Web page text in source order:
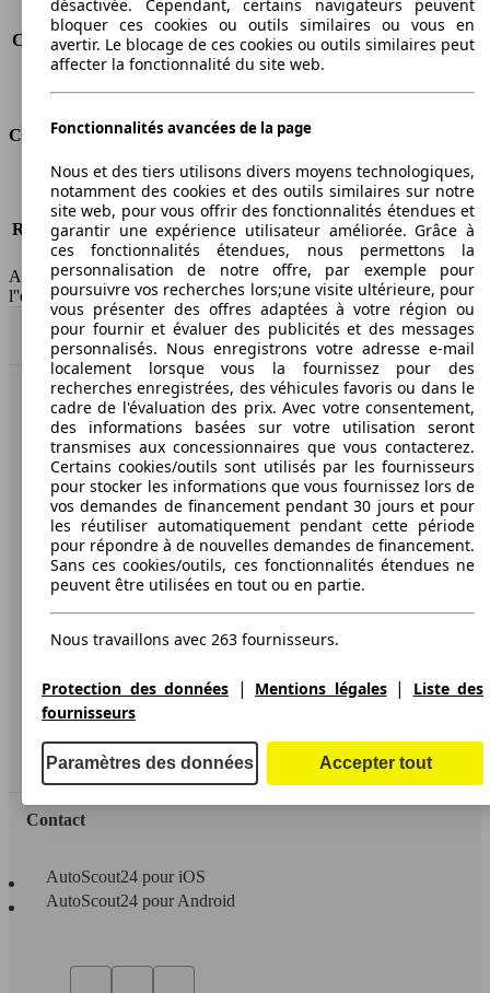
Consommation (route)
5.4 l/100km
Consommation (combinée)* 6.3 l/100km
Classe d'émissions
pas d'information
Capacité du réservoir
61 l
Classes d'assurance
Tous risques
-
Risques partiels
-
Responsabilité civile -
HSN/TSN
MVW51x7Dxxxx/n.c.
AutoScout24 France SAS décline toute responsabilité concernant
l''exactitude des indications fournies.
Haut
AutoScout24: la plus grande plateforme en ligne de
voitures en Europe
AutoScout24
A propos d'AutoScout24
Conditions d'utilisation
Protection des données
Accessibility Statement
Espace Pro
Contact
AutoScout24 pour iOS
AutoScout24 pour Android
désactivée. Cependant, certains navigateurs peuvent
bloquer ces cookies ou outils similaires ou vous en
avertir. Le blocage de ces cookies ou outils similaires peut
affecter la fonctionnalité du site web.
Fonctionnalités avancées de la page
Nous et des tiers utilisons divers moyens technologiques,
notamment des cookies et des outils similaires sur notre
site web, pour vous offrir des fonctionnalités étendues et
garantir une expérience utilisateur améliorée. Grâce à
ces fonctionnalités étendues, nous permettons la
personnalisation de notre offre, par exemple pour
poursuivre vos recherches lors;une visite ultérieure, pour
vous présenter des offres adaptées à votre région ou
pour fournir et évaluer des publicités et des messages
personnalisés. Nous enregistrons votre adresse e-mail
localement lorsque vous la fournissez pour des
recherches enregistrées, des véhicules favoris ou dans le
cadre de l'évaluation des prix. Avec votre consentement,
des informations basées sur votre utilisation seront
transmises aux concessionnaires que vous contacterez.
Certains cookies/outils sont utilisés par les fournisseurs
pour stocker les informations que vous fournissez lors de
vos demandes de financement pendant 30 jours et pour
les réutiliser automatiquement pendant cette période
pour répondre à de nouvelles demandes de financement.
Sans ces cookies/outils, ces fonctionnalités étendues ne
peuvent être utilisées en tout ou en partie.
Nous travaillons avec 263 fournisseurs.
Protection des données | Mentions légales|
Liste des
fournisseurs
Paramètres des données Accepter tout